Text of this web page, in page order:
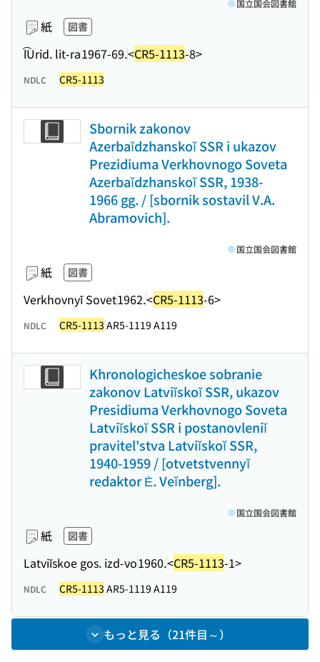
紙 図書
I͡Urid. lit-ra1967-69.<CR5-1113-8>
国立国会図書館
NDLC CR5-1113
Sbornik zakonov
Azerbaĭdzhanskoĭ SSR i ukazov
Prezidiuma Verkhovnogo Soveta
Azerbaĭdzhanskoĭ SSR, 1938-
1966 gg. / [sbornik sostavil V.A.
Abramovich].
紙 図書
Verkhovnyĭ Sovet1962.<CR5-1113-6>
国立国会図書館
NDLC CR5-1113 AR5-1119 A119
Khronologicheskoe sobranie
zakonov Latviĭskoĭ SSR, ukazov
Presidiuma Verkhovnogo Soveta
Latviĭskoĭ SSR i postanovleniĭ
pravitel'stva Latviĭskoĭ SSR,
1940-1959 / [otvetstvennyĭ
redaktor Ė. Veĭnberg].
紙 図書
Latviĭskoe gos. izd-vo1960.<CR5-1113-1>
国立国会図書館
NDLC CR5-1113 AR5-1119 A119
もっと見る（21件目～）